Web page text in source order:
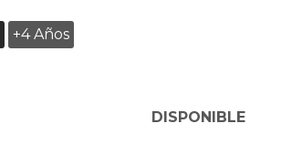
+4 Años
DISPONIBLE